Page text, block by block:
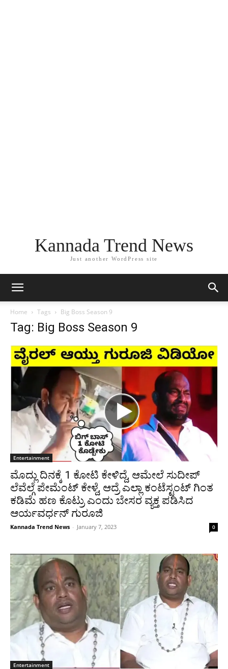
Kannada Trend News
Just another WordPress site
Home Tags Big Boss Season 9
Tag: Big Boss Season 9
Entertainment
ಮೊದ್ಲು ದಿನಕ್ಕೆ 1 ಕೋಟಿ ಕೇಳಿದ್ದೆ, ಆಮೇಲೆ ಸುದೀಪ್
ಲೆವೆಲ್ಗೆ ಪೇಮೆಂಟ್ ಕೇಳ್ದೆ, ಆದ್ರೆ ಎಲ್ಲಾ ಕಂಟೆಸ್ಟಂಟ್ ಗಿಂತ
ಕಡಿಮೆ ಹಣ ಕೊಟ್ರು ಎಂದು ಬೇಸರ ವ್ಯಕ್ತ ಪಡಿಸಿದ
ಆರ್ಯವರ್ಧನ್ ಗುರೂಜಿ
Kannada Trend News - January 7, 2023 0
Entertainment